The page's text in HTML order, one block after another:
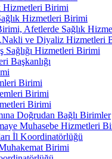
Hizmetleri Birimi
Hizmetleri Birimi
Afetlerde Sağlık
ve Diyaliz Hizmetleri
Sağlığı Hizmetleri Birimi
Başkanlığı
Birimi
Birimi
Birimi
Doğrudan Bağlı Birimler
Muhasebe Hizmetleri
İl Koordinatörlüğü
Birimi